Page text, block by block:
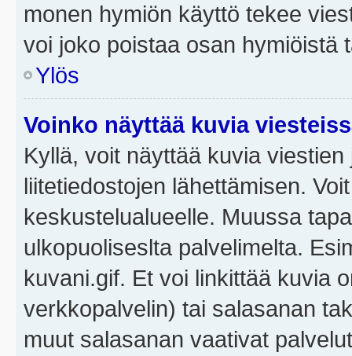
monen hymiön käyttö tekee
voi joko poistaa osan hymiöistä
Ylös
Voinko näyttää kuvia
Kyllä, voit näyttää kuvia
liitetiedostojen lähettämisen.
keskustelualueelle. Muussa
ulkopuoliseslta palvelimelta.
kuvani.gif. Et voi linkittää kuvia
verkkopalvelin) tai salasanan
muut salasanan vaativat